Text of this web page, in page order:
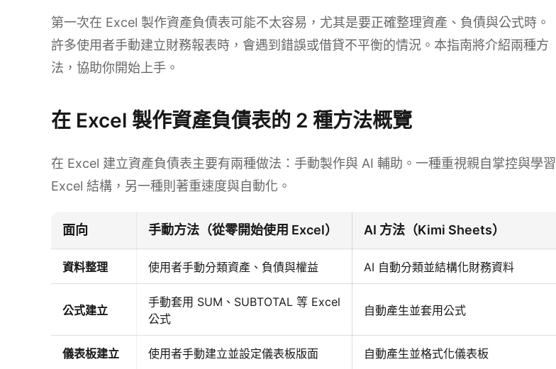
第一次在 Excel 製作資產負債表可能不太容易，尤其是要正確整理資產、負債與公式時。
許多使用者手動建立財務報表時，會遇到錯誤或借貸不平衡的情況。本指南將介紹兩種方
法，協助你開始上手。
在 Excel 製作資產負債表的 2 種方法概覽
在 Excel 建立資產負債表主要有兩種做法：手動製作與 AI 輔助。一種重視親自掌控與學習
Excel 結構，另一種則著重速度與自動化。
面向 手動方法（從零開始使用 Excel） AI 方法（Kimi Sheets）
資料整理 使用者手動分類資產、負債與權益 AI 自動分類並結構化財務資料
公式建立
手動套用 SUM、SUBTOTAL 等 Excel
公式
自動產生並套用公式
儀表板建立 使用者手動建立並設定儀表板版面 自動產生並格式化儀表板